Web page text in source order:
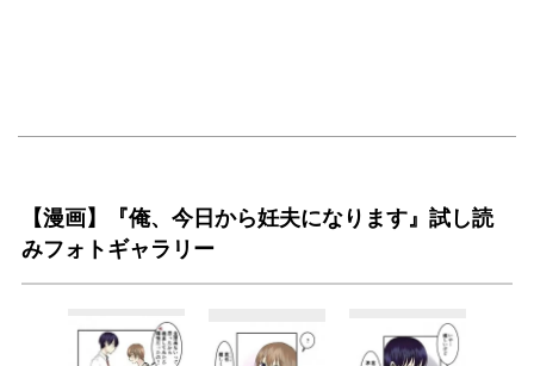
【漫画】『俺、今日から妊夫になります』試し読
みフォトギャラリー